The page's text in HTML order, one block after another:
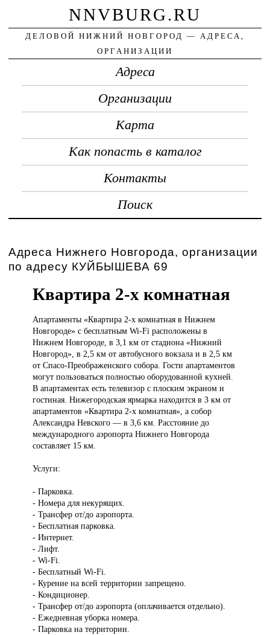
NNVBURG.RU
ДЕЛОВОЙ НИЖНИЙ НОВГОРОД — АДРЕСА,
ОРГАНИЗАЦИИ
Адреса
Организации
Карта
Как попасть в каталог
Контакты
Поиск
Адреса Нижнего Новгорода, организации
по адресу КУЙБЫШЕВА 69
Квартира 2-х комнатная
Апартаменты «Квартира2-х комнатная в Нижнем
Новгороде» с бесплатным Wi-Fi расположены в
Нижнем Новгороде, в 3,1 км от стадиона «Нижний
Новгород», в 2,5 км от автобусного вокзала и в 2,5 км
от Спасо-Преображенского собора. Гости апартаментов
могут пользоваться полностью оборудованной кухней.
В апартаментах есть телевизор с плоским экраном и
гостиная. Нижегородская ярмарка находится в 3 км от
апартаментов «Квартира 2-х комнатная», а собор
Александра Невского — в 3,6 км. Расстояние до
международного аэропорта Нижнего Новгорода
составляет 15 км.
Услуги:
- Парковка.
- Номера для некурящих.
- Трансфер от/до аэропорта.
- Бесплатная парковка.
- Интернет.
- Лифт.
- Wi-Fi.
- Бесплатный Wi-Fi.
- Курение на всей территории запрещено.
- Кондиционер.
- Трансфер от/до аэропорта (оплачивается отдельно).
- Ежедневная уборка номера.
- Парковка на территории.